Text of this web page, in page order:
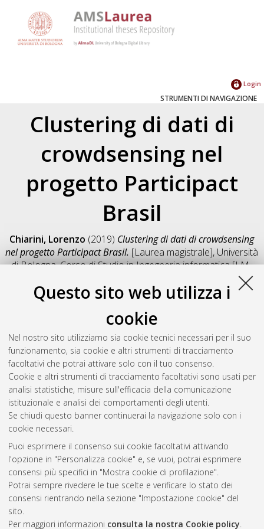
Questo sito web utilizza i
cookie
Nel nostro sito utilizziamo sia cookie tecnici necessari per il suo
funzionamento, sia cookie e altri strumenti di tracciamento
facoltativi che potrai attivare solo con il tuo consenso.
Cookie e altri strumenti di tracciamento facoltativi sono usati per
analisi statistiche, misure sull'efficacia della comunicazione
istituzionale e analisi dei comportamenti degli utenti.
Se chiudi questo banner continuerai la navigazione solo con i
cookie necessari.
Puoi esprimere il consenso sui cookie facoltativi attivando
l'opzione in "Personalizza cookie" e, se vuoi, potrai esprimere
consensi più specifici in "Mostra cookie di profilazione".
Potrai sempre rivedere le tue scelte e verificare lo stato dei
consensi rientrando nella sezione "Impostazione cookie" del
sito.
Per maggiori informazioni consulta la nostra Cookie policy.
Login
STRUMENTI DI NAVIGAZIONE
Clustering di dati di
crowdsensing nel
progetto Participact
Brasil
Chiarini, Lorenzo (2019) Clustering di dati di crowdsensing
nel progetto Participact Brasil. [Laurea magistrale], Università
di Bologna, Corso di Studio inIngegneria informatica [LM-
Salva citazione
Condividi
Il full-text non è disponibile per scelta dell'autore. (
Abstract
Altri metadati
Gestione del documento:
Atom
Rss 1.0
Rss 2.0
AMS Laurea